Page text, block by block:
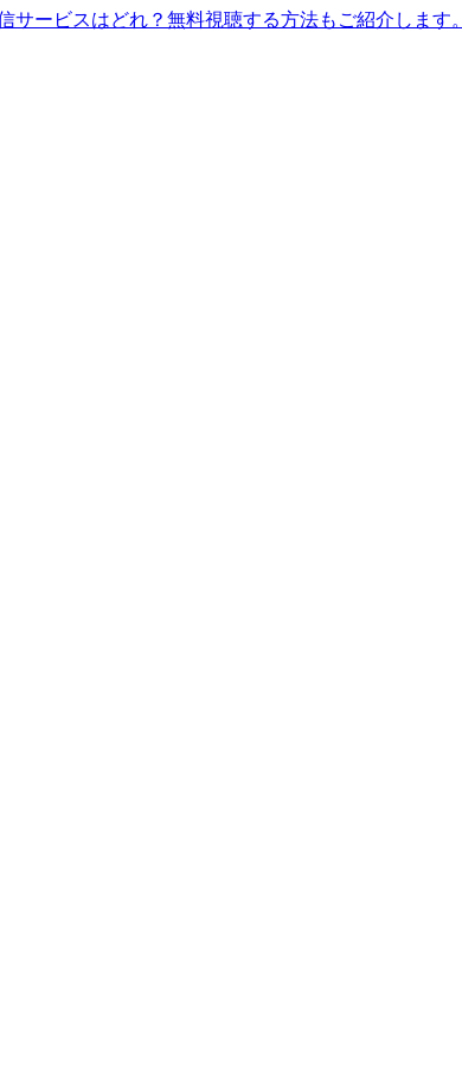
サービスはどれ？無料視聴する方法もご紹介します。